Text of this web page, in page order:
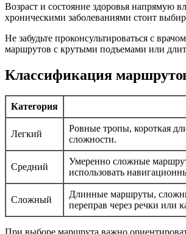
Возраст и состояние здоровья
хроническими заболеваниями стоит
Не забудьте проконсультироваться с
маршрутов с крутыми подъемами или
Классификация
Категория
Легкий
Ровные тропы, короткая
сложности.
Средний
Умеренно сложные
использовать
Сложный
Длинные маршруты,
переправ через речки или